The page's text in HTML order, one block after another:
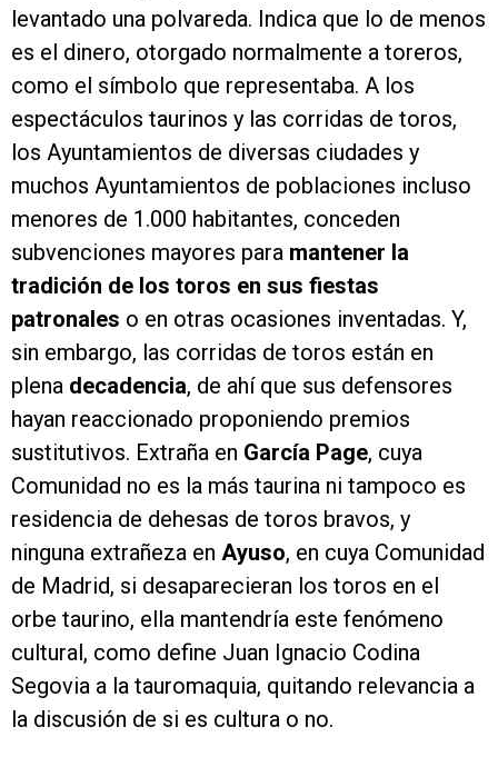
levantado una polvareda. Indica que lo de menos
es el dinero, otorgado normalmente a toreros,
como el símbolo que representaba. A los
espectáculos taurinos y las corridas de toros,
los Ayuntamientos de diversas ciudades y
muchos Ayuntamientos de poblaciones incluso
menores de 1.000 habitantes, conceden
subvenciones mayores para mantener la
tradición de los toros en sus fiestas
patronales o en otras ocasiones inventadas. Y,
sin embargo, las corridas de toros están en
plena decadencia, de ahí que sus defensores
hayan reaccionado proponiendo premios
sustitutivos. Extraña en García Page, cuya
Comunidad no es la más taurina ni tampoco es
residencia de dehesas de toros bravos, y
ninguna extrañeza en Ayuso, en cuya Comunidad
de Madrid, si desaparecieran los toros en el
orbe taurino, ella mantendría este fenómeno
cultural, como define Juan Ignacio Codina
Segovia a la tauromaquia, quitando relevancia a
la discusión de si es cultura o no.